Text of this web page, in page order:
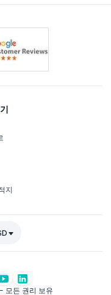
지
- 모든 권리 보유